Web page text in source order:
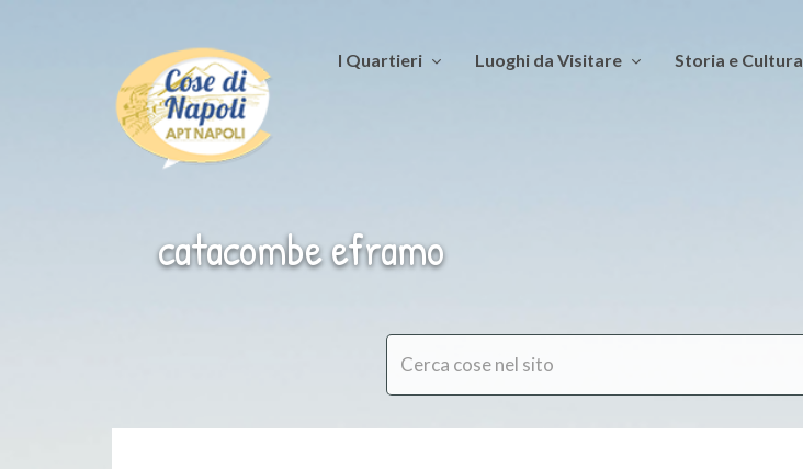
I Quartieri Luoghi da Visitare Storia e Cultura
catacombe eframo